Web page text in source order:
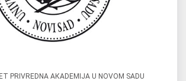
PRIVREDNA AКADEMIJA U NOVOM SADU